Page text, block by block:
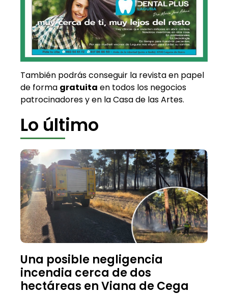
También podrás conseguir la revista en papel
de forma gratuita en todos los negocios
patrocinadores y en la Casa de las Artes.
Lo último
Una posible negligencia
incendia cerca de dos
hectáreas en Viana de Cega